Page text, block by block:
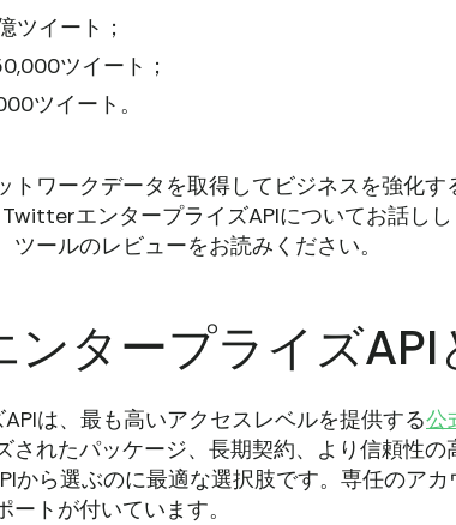
ツイート；
ツイート；
ツイート。
トワークデータを取得してビジネスを強化
エンタープライズAPIについてお話し
ツールのレビューをお読みください。
タープライズAPI
は、最も高いアクセスレベルを提供する公
されたパッケージ、長期契約、より信頼性
から選ぶのに最適な選択肢です。専任のア
トが付いています。